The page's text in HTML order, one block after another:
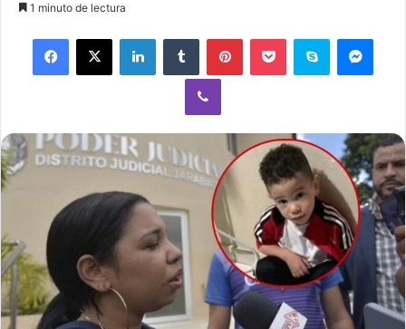
1 minuto de lectura
Facebook
X LinkedInTumblr PinterestPocket Skype
Viber